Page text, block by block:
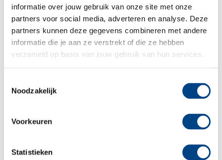
informatie over jouw gebruik van onze site met onze
partners voor social media, adverteren en analyse. Deze
partners kunnen deze gegevens combineren met andere
informatie die je aan ze verstrekt of die ze hebben
verzameld op basis van jouw gebruik van hun services.
Noodzakelijk
Voorkeuren
Statistieken
Vragen over de tarieven? Stuur eene-mail naar
onze afdeling klantenserviceof bel 0251 – 658
058.